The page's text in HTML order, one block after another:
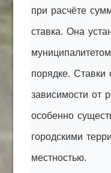
при расчёте
ставка. Она
порядке. Ставки
зависимости от
особенно
городскими
местностью.